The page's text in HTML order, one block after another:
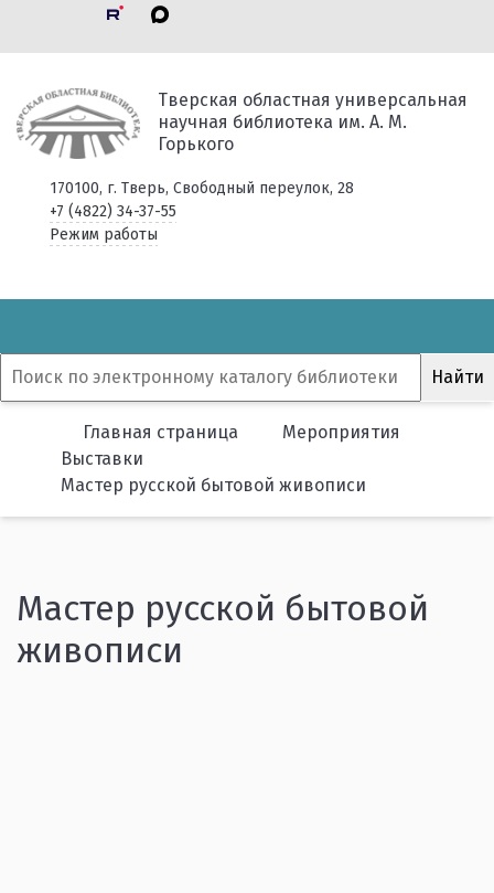
Тверская областная универсальная
научная библиотека им. А. М.
Горького
170100, г. Тверь, Свободный переулок, 28
+7 (4822) 34-37-55
Режим работы
Главная страница
Мероприятия
Выставки
Мастер русской бытовой живописи
Мастер русской бытовой
живописи